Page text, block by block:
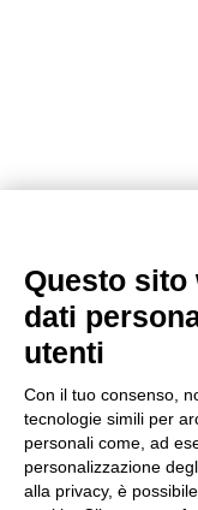
Metodi di pagamento
Questo sito
dati
utenti
Con il tuo consenso,
tecnologie simili per
personali come, ad
personalizzazione
alla privacy, è